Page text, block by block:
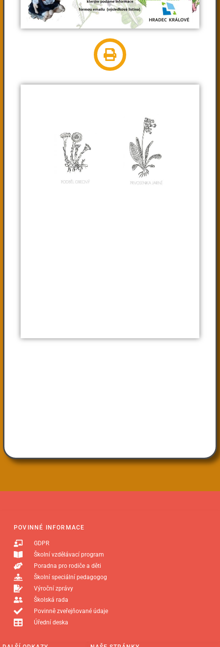
POVINNÉ INFORMACE
GDPR
Školní vzdělávací program
Poradna pro rodiče a děti
Školní speciální pedagogog
Výroční zprávy
Školská rada
Povinně zveřejňované údaje
Úřední deska